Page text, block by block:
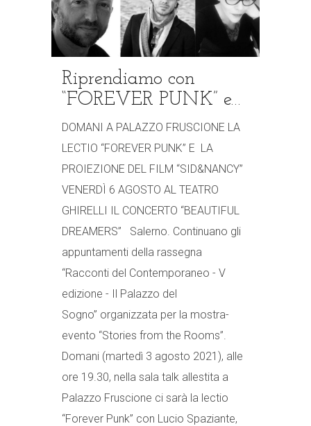
Riprendiamo con
“FOREVER PUNK” e…
DOMANI A PALAZZO FRUSCIONE LA
LECTIO “FOREVER PUNK” E LA
PROIEZIONE DEL FILM “SID&NANCY”
VENERDÌ 6 AGOSTO AL TEATRO
GHIRELLI IL CONCERTO “BEAUTIFUL
DREAMERS” Salerno. Continuano gli
appuntamenti della rassegna
“Racconti del Contemporaneo - V
edizione - Il Palazzo del
Sogno” organizzata per la mostra-
evento “Stories from the Rooms”.
Domani (martedì 3 agosto 2021), alle
ore 19.30, nella sala talk allestita a
Palazzo Fruscione ci sarà la lectio
“Forever Punk” con Lucio Spaziante,